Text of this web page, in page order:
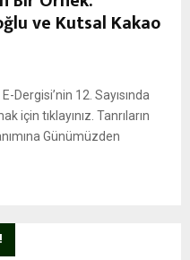
ve Kutsal Kakao
Dergisi’nin 12. Sayısında
için tıklayınız. Tanrıların
Günümüzden